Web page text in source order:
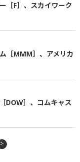
［F］、スカイワーク
［MMM］、アメリカ
DOW］、コムキャス